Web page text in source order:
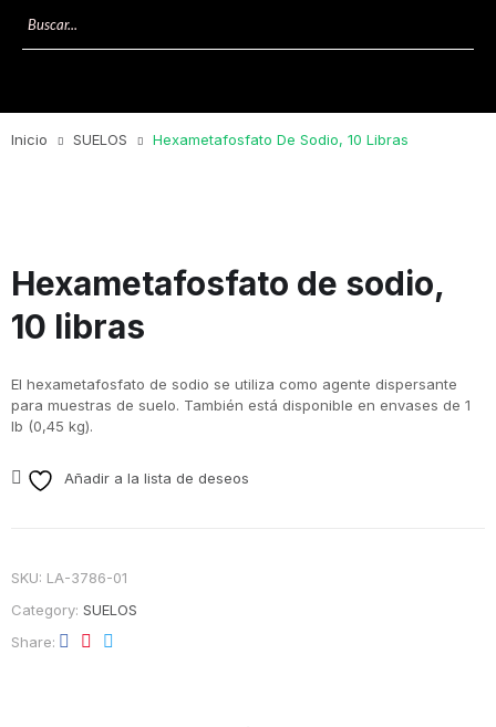
Inicio SUELOS Hexametafosfato De Sodio, 10 Libras
Hexametafosfato de sodio,
10 libras
El hexametafosfato de sodio se utiliza como agente dispersante
para muestras de suelo. También está disponible en envases de 1
lb (0,45 kg).
Añadir a la lista de deseos
SKU: LA-3786-01
Category: SUELOS
Share